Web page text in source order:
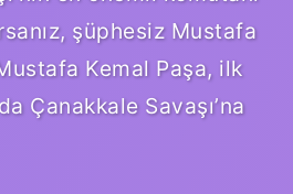
şüphesiz Mustafa
Kemal Paşa, ilk
Çanakkale Savaşı’na